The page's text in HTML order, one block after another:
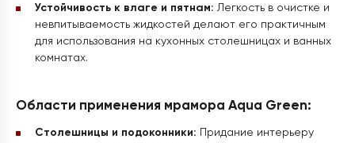
Устойчивость к влаге и пятнам: Легкость в очистке и
невпитываемость жидкостей делают его практичным
для использования на кухонных столешницах и ванных
комнатах.
Области применения мрамора Aqua Green:
Столешницы и подоконники: Придание интерьеру